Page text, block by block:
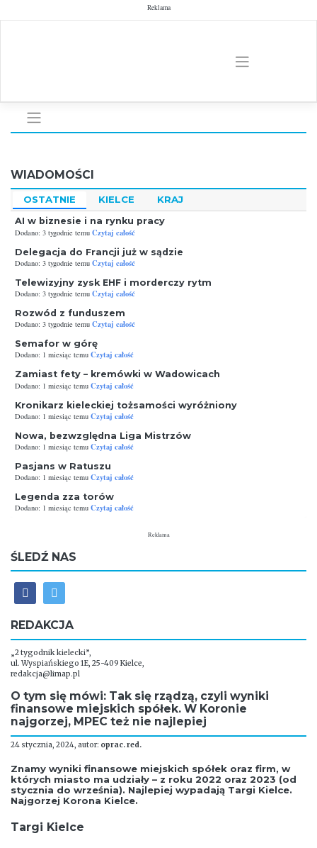
to
Reklama
O tym się mówi: Tak się rządzą, czyli wyniki
finansowe miejskich spółek. W Koronie
najgorzej, MPEC też nie najlepiej
24 stycznia, 2024, autor: oprac. red.
Znamy wyniki finansowe miejskich spółek oraz firm, w
których miasto ma udziały – z roku 2022 oraz 2023 (od
stycznia do września). Najlepiej wypadają Targi Kielce.
Najgorzej Korona Kielce.
Targi Kielce
WIADOMOŚCI
OSTATNIE KIELCE KRAJ
AI w biznesie i na rynku pracy
Dodano: 3 tygodnie temu Czytaj całość
Delegacja do Francji już w sądzie
Dodano: 3 tygodnie temu Czytaj całość
Telewizyjny zysk EHF i morderczy rytm
Dodano: 3 tygodnie temu Czytaj całość
Rozwód z funduszem
Dodano: 3 tygodnie temu Czytaj całość
Semafor w górę
Dodano: 1 miesiąc temu Czytaj całość
Zamiast fety – kremówki w Wadowicach
Dodano: 1 miesiąc temu Czytaj całość
Kronikarz kieleckiej tożsamości wyróżniony
Dodano: 1 miesiąc temu Czytaj całość
Nowa, bezwzględna Liga Mistrzów
Dodano: 1 miesiąc temu Czytaj całość
Pasjans w Ratuszu
Dodano: 1 miesiąc temu Czytaj całość
Legenda zza torów
Dodano: 1 miesiąc temu Czytaj całość
Reklama
ŚLEDŹ NAS
REDAKCJA
„2 tygodnik kielecki”,
ul. Wyspiańskiego 1E, 25-409 Kielce,
redakcja@limap.pl